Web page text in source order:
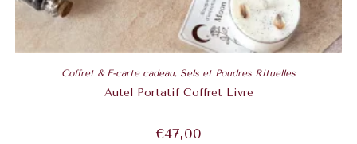
Coffret & E-carte cadeau, Sels et Poudres Rituelles
Autel Portatif Coffret Livre
€47,00